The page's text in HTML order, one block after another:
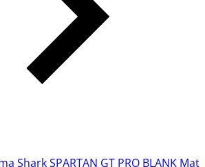
Shark SPARTAN GT PRO BLANK Mat